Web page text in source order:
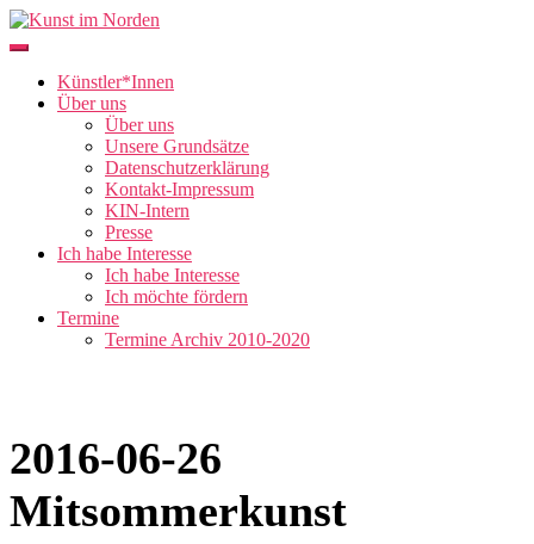
Skip
to
Kunst im Norden
Künstler*Innen
Über uns
Über uns
Unsere Grundsätze
Datenschutzerklärung
Kontakt-Impressum
KIN-Intern
Presse
Ich habe Interesse
Ich habe Interesse
Ich möchte fördern
Termine
Termine Archiv 2010-2020
2016-06-26
Mitsommerkunst